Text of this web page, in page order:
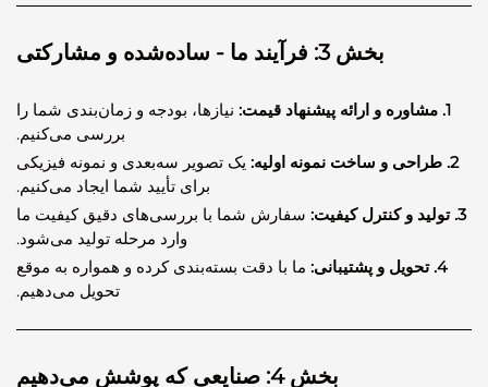
نیازها، بودجه و زمان‌بندی شما را
بررسی می‌کنیم.
یک تصویر سه‌بعدی و نمونه فیزیکی
برای تأیید شما ایجاد می‌کنیم.
سفارش شما با بررسی‌های دقیق کیفیت ما
وارد مرحله تولید می‌شود.
ما با دقت بسته‌بندی کرده و همواره به موقع
تحویل می‌دهیم.